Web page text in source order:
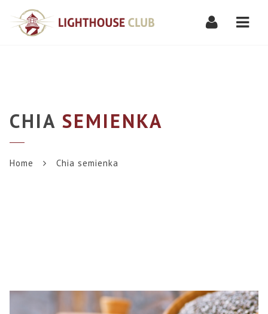
CHIA SEMIENKA
Home Chia semienka